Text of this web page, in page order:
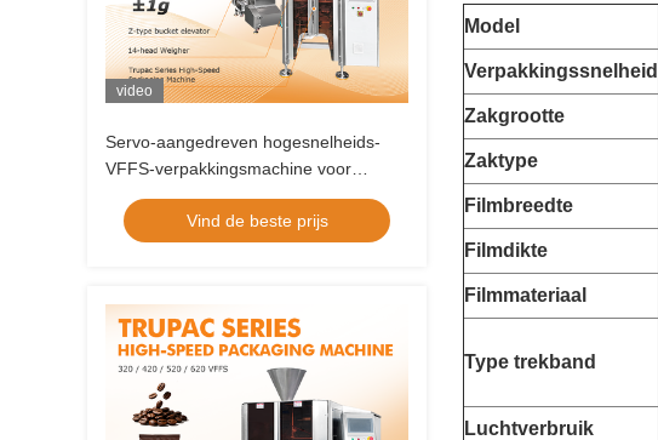
video
Servo-aangedreven hogesnelheids-
VFFS-verpakkingsmachine voor
korrelvoedselverpakkingstoepassingen
Vind de beste prijs
Model
Verpakkingssnelheid
Zakgrootte
Zaktype
Filmbreedte
Filmdikte
Filmmateriaal
Type trekband
Luchtverbruik